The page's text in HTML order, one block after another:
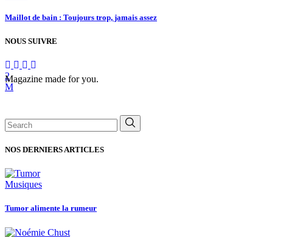
Maillot de bain : Toujours trop, jamais assez
NOUS SUIVRE
Magazine made for you.
Search
for:
NOS DERNIERS ARTICLES
Musiques
Tumor alimente la rumeur